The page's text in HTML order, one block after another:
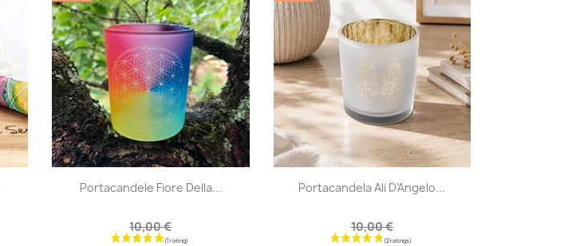
| 
Portacandele Fiore Della...
10,00 €
 | 
Portacandela Ali D’Angelo...
10,00 €